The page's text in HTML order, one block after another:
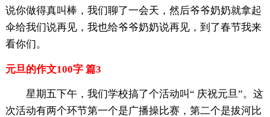
说你做得真叫棒，我们聊了一会天，然后爷爷奶奶就拿起
伞给我们说再见，我也给爷爷奶奶说再见，到了春节我来
看你们。
元旦的作文100字 篇3
星期五下午，我们学校搞了个活动叫“ 庆祝元旦”。这
次活动有两个环节第一个是广播操比赛，第二个是拔河比